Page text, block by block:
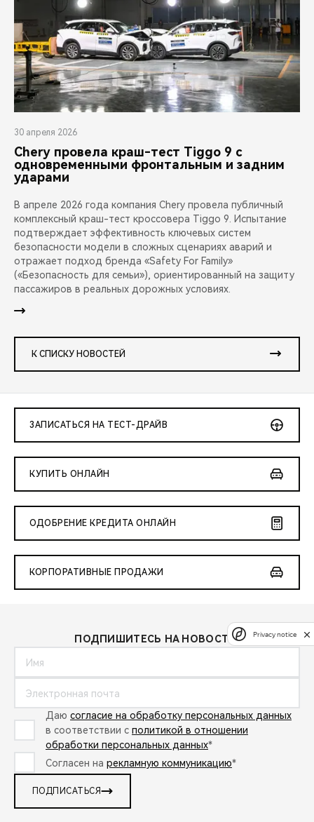
CHERY ДЛЯ ДЕТЕЙ
30 апреля 2026
Chery провела краш-тест Tiggo 9 с
одновременными фронтальным и задним
ударами
В апреле 2026 года компания Chery провела публичный
комплексный краш-тест кроссовера Tiggo 9. Испытание
подтверждает эффективность ключевых систем
безопасности модели в сложных сценариях аварий и
отражает подход бренда «Safety For Family»
(«Безопасность для семьи»), ориентированный на защиту
пассажиров в реальных дорожных условиях.
К СПИСКУ НОВОСТЕЙ
ЗАПИСАТЬСЯ НА ТЕСТ-ДРАЙВ
КУПИТЬ ОНЛАЙН
ОДОБРЕНИЕ КРЕДИТА ОНЛАЙН
КОРПОРАТИВНЫЕ ПРОДАЖИ
ПОДПИШИТЕСЬ НА НОВОСТИ:
Даю согласие на обработку персональных данных
в соответствии с политикой в отношении
обработки персональных данных*
Согласен на рекламную коммуникацию*
ПОДПИСАТЬСЯ
Privacy notice